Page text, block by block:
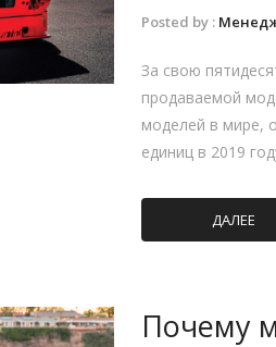
Posted by :
За свою
продаваемой
моделей в мире,
единиц в 2019
ДАЛЕЕ
Почему